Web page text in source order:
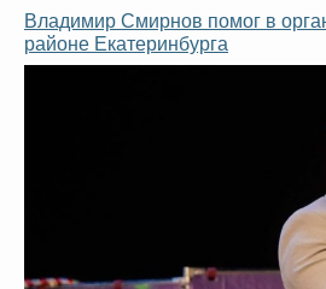
Владимир Смирнов помог в
районе Екатеринбурга